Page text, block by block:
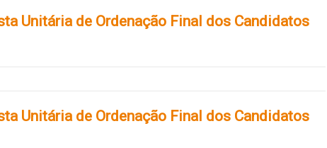
Unitária de Ordenação Final dos Candidatos
Unitária de Ordenação Final dos Candidatos